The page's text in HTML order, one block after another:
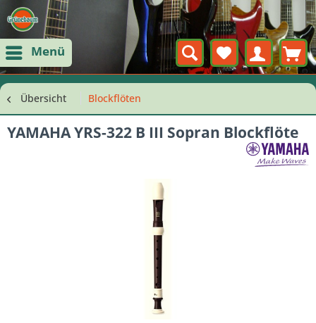
Menü
Übersicht Blockflöten
YAMAHA YRS-322 B III Sopran Blockflöte